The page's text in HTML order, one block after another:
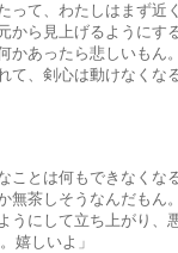
しはまず近くに
るようにする。そ
悲しいもん。つま
けなくなる。困っ
もできなくなるじ
なんだもん。だか
ち上がり、悪戯
いよ」